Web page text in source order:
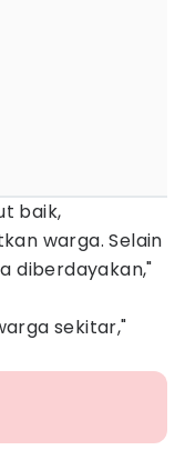
baik,
warga. Selain
diberdayakan,"
sekitar,"